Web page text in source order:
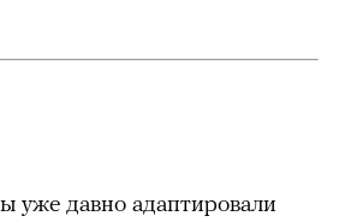
уже давно адаптировали